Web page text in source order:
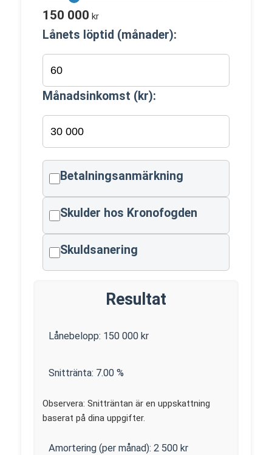
150 000 kr
Lånets löptid (månader):
Månadsinkomst (kr):
Betalningsanmärkning
Skulder hos Kronofogden
Skuldsanering
Resultat
Lånebelopp: 150 000 kr
Snittränta: 7.00 %
Observera: Snitträntan är en uppskattning
baserat på dina uppgifter.
Amortering (per månad): 2 500 kr